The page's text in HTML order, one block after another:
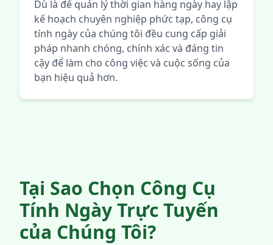
Dù là để quản lý thời gian hàng ngày hay lập
kế hoạch chuyên nghiệp phức tạp, công cụ
tính ngày của chúng tôi đều cung cấp giải
pháp nhanh chóng, chính xác và đáng tin
cậy để làm cho công việc và cuộc sống của
bạn hiệu quả hơn.
Tại Sao Chọn Công Cụ
Tính Ngày Trực Tuyến
của Chúng Tôi?